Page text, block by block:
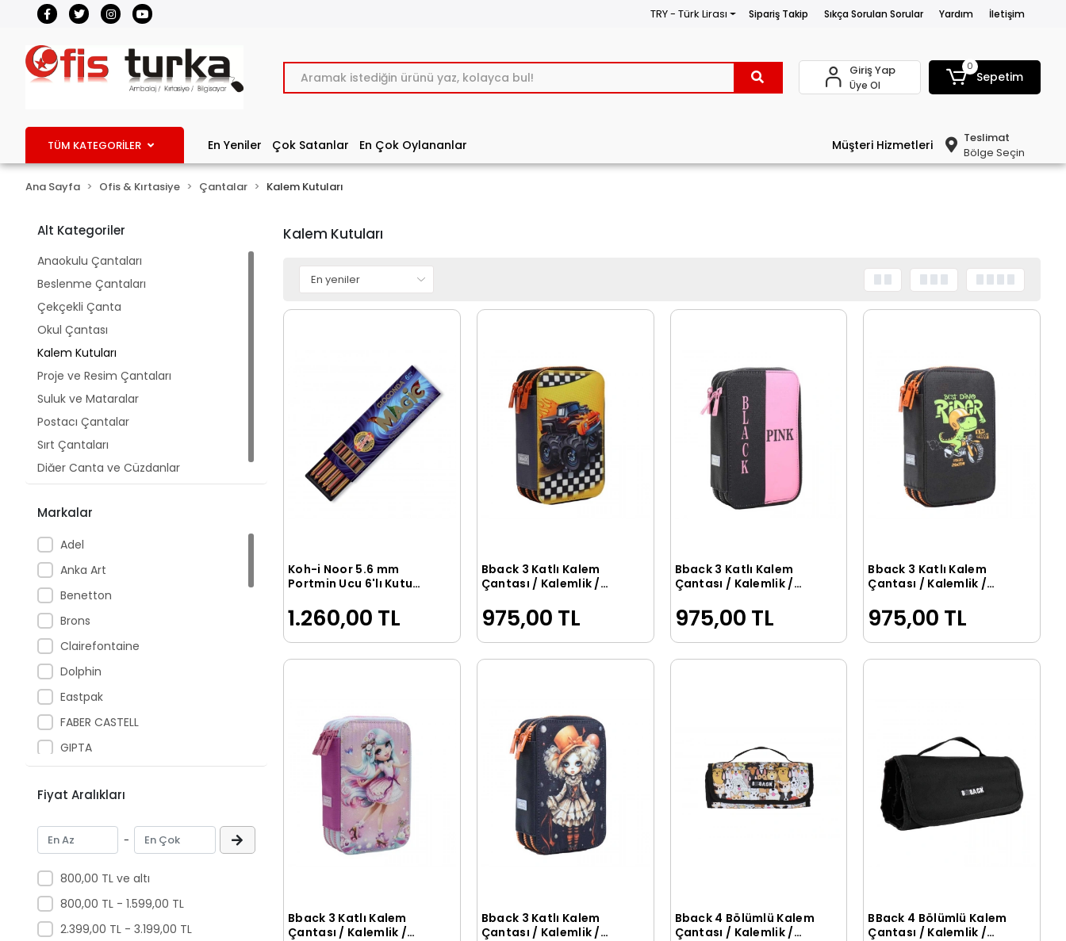
TRY - Türk Lirası Sipariş Takip Sıkça Sorulan Sorular Yardım İletişim
Giriş Yap
Üye Ol
0
Sepetim
TÜM KATEGORİLER En Yeniler Çok Satanlar En Çok Oylananlar Müşteri Hizmetleri
Teslimat
Bölge Seçin
Ana Sayfa Ofis & Kırtasiye Çantalar Kalem Kutuları
Alt Kategoriler
Anaokulu Çantaları
Beslenme Çantaları
Çekçekli Çanta
Okul Çantası
Kalem Kutuları
Proje ve Resim Çantaları
Suluk ve Mataralar
Postacı Çantalar
Sırt Çantaları
Diğer Çanta ve Cüzdanlar
Markalar
Adel
Anka Art
Benetton
Brons
Clairefontaine
Dolphin
Eastpak
FABER CASTELL
GIPTA
Hakan Cars
JACBAG
KALEMLİG
KAUKKO
Keskin Color
LUMBERJACK
Fiyat Aralıkları
-
800,00 TL ve altı
800,00 TL - 1.599,00 TL
2.399,00 TL - 3.199,00 TL
Kalem Kutuları
Sepete Ekle
Koh-i Noor 5.6 mm
Portmin Ucu 6'lı Kutu
1.260,00 TL
Sepete Ekle
Bback 3 Katlı Kalem
Çantası / Kalemlik /
Jeep
975,00 TL
Sepete Ekle
Bback 3 Katlı Kalem
Çantası / Kalemlik /
Pink
975,00 TL
Sepete Ekle
Bback 3 Katlı Kalem
Çantası / Kalemlik /
Dino
975,00 TL
Sepete Ekle
Bback 3 Katlı Kalem
Çantası / Kalemlik /
Sepete Ekle
Bback 3 Katlı Kalem
Çantası / Kalemlik /
Sepete Ekle
Bback 4 Bölümlü Kalem
Çantası / Kalemlik /
Sepete Ekle
BBack 4 Bölümlü Kalem
Çantası / Kalemlik /